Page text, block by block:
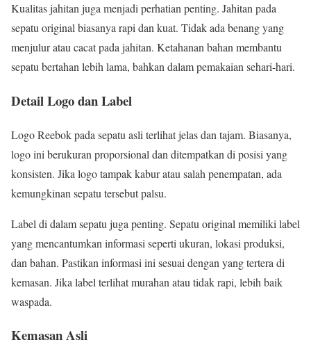
Kualitas jahitan juga menjadi perhatian penting. Jahitan pada
sepatu original biasanya rapi dan kuat. Tidak ada benang yang
menjulur atau cacat pada jahitan. Ketahanan bahan membantu
sepatu bertahan lebih lama, bahkan dalam pemakaian sehari-hari.
Detail Logo dan Label
Logo Reebok pada sepatu asli terlihat jelas dan tajam. Biasanya,
logo ini berukuran proporsional dan ditempatkan di posisi yang
konsisten. Jika logo tampak kabur atau salah penempatan, ada
kemungkinan sepatu tersebut palsu.
Label di dalam sepatu juga penting. Sepatu original memiliki label
yang mencantumkan informasi seperti ukuran, lokasi produksi,
dan bahan. Pastikan informasi ini sesuai dengan yang tertera di
kemasan. Jika label terlihat murahan atau tidak rapi, lebih baik
waspada.
Kemasan Asli